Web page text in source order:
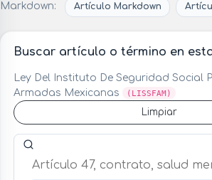
Markdown: Artículo Markdown
Buscar artículo o término en
Ley Del Instituto De Seguridad Social
Armadas Mexicanas
(LISSFAM)
Limpiar
Buscar artículo o término en esta